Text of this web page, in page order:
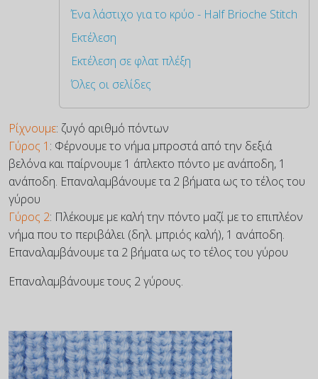
Ένα λάστιχο για το κρύο - Half Brioche Stitch
Εκτέλεση
Εκτέλεση σε φλατ πλέξη
Όλες οι σελίδες
Ρίχνουμε: ζυγό αριθμό πόντων
Γύρος 1 : Φέρνουμε το νήμα μπροστά από την δεξιά
βελόνα και παίρνουμε 1 άπλεκτο πόντο με ανάποδη, 1
ανάποδη. Επαναλαμβάνουμε τα 2 βήματα ως το τέλος του
γύρου
Γύρος 2: Πλέκουμε με καλή την πόντο μαζί με το επιπλέον
νήμα που το περιβάλει (δηλ. μπριός καλή), 1 ανάποδη.
Επαναλαμβάνουμε τα 2 βήματα ως το τέλος του γύρου
Επαναλαμβάνουμε τους 2 γύρους.